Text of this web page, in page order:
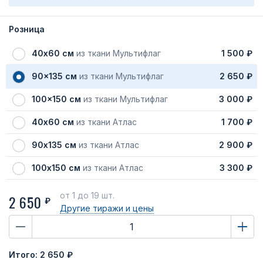
Розница
40х60 см из ткани Мультифлаг 1 500 ₽
90x135 см из ткани Мультифлаг 2 650 ₽
100x150 см из ткани Мультифлаг 3 000 ₽
40х60 см из ткани Атлас 1 700 ₽
90х135 см из ткани Атлас 2 900 ₽
100х150 см из ткани Атлас 3 300 ₽
2 650 ₽
от 1 до 19 шт.
Другие тиражи и цены
Итого: 2 650 ₽